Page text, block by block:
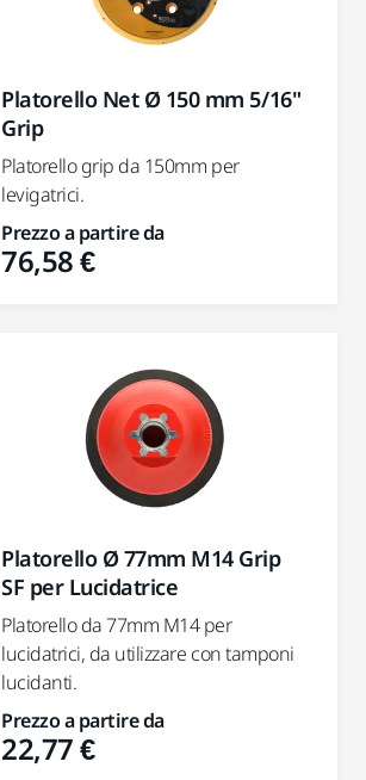
Platorello Net Ø 150 mm 5/16"
Grip
Platorello grip da 150mm per
levigatrici.
Prezzo a partire da
76,58 €
Platorello Ø 77mm M14 Grip
SF per Lucidatrice
Platorello da 77mm M14 per
lucidatrici, da utilizzare con tamponi
lucidanti.
Prezzo a partire da
22,77 €